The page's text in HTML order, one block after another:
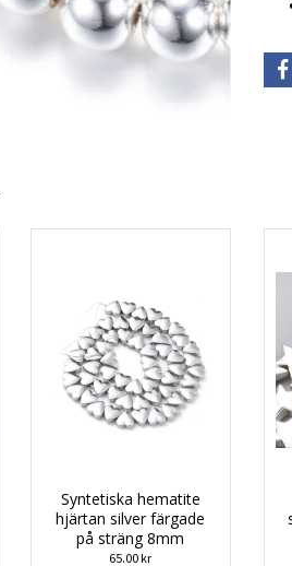
Syntetiska hematite
hjärtan silver färgade
på sträng 8mm
65.00 kr